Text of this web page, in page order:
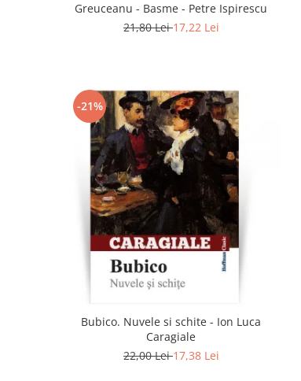
Greuceanu - Basme - Petre Ispirescu
21,80 Lei17,22 Lei
-21%
Bubico. Nuvele si schite - Ion Luca
Caragiale
22,00 Lei17,38 Lei